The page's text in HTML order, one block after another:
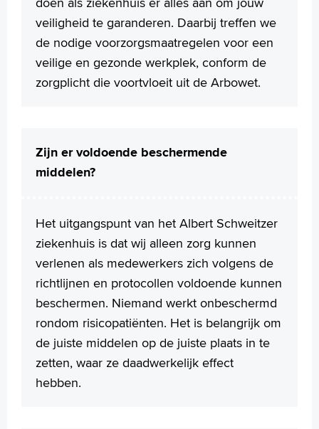
veiligheid te garanderen. Daarbij treffen we
de nodige voorzorgsmaatregelen voor een
veilige en gezonde werkplek, conform de
zorgplicht die voortvloeit uit de Arbowet.
Zijn er voldoende beschermende
middelen?
Het uitgangspunt van het Albert Schweitzer
ziekenhuis is dat wij alleen zorg kunnen
verlenen als medewerkers zich volgens de
richtlijnen en protocollen voldoende kunnen
beschermen. Niemand werkt onbeschermd
rondom risicopatiënten. Het is belangrijk om
de juiste middelen op de juiste plaats in te
zetten, waar ze daadwerkelijk effect
hebben.